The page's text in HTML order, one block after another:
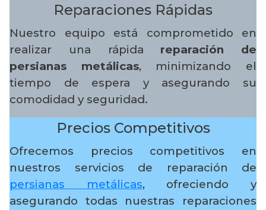
Reparaciones Rápidas
Nuestro equipo está comprometido en
realizar una rápida reparación de
persianas metálicas, minimizando el
tiempo de espera y asegurando su
comodidad y seguridad.
Precios Competitivos
Ofrecemos precios competitivos en
nuestros servicios de reparación de
persianas metálicas, ofreciendo y
asegurando todas nuestras reparaciones